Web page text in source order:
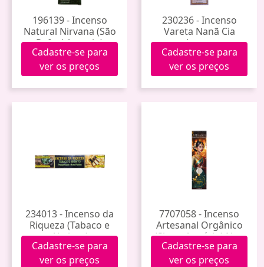
196139 - Incenso
Natural Nirvana (São
Rafael Arcanjo)
Cadastre-se para
ver os preços
230236 - Incenso
Vareta Nanã Cia
Aroma
Cadastre-se para
ver os preços
234013 - Incenso da
Riqueza (Tabaco e
Absinto)
Cadastre-se para
ver os preços
7707058 - Incenso
Artesanal Orgânico
(Signo Aquário) Noa
Cadastre-se para
ver os preços